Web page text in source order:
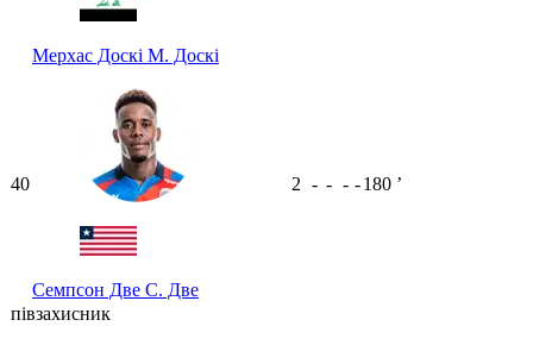
Мерхас Доскі М. Доскі
40
Семпсон Две С. Две
2 - - - -180 ʼ
півзахисник